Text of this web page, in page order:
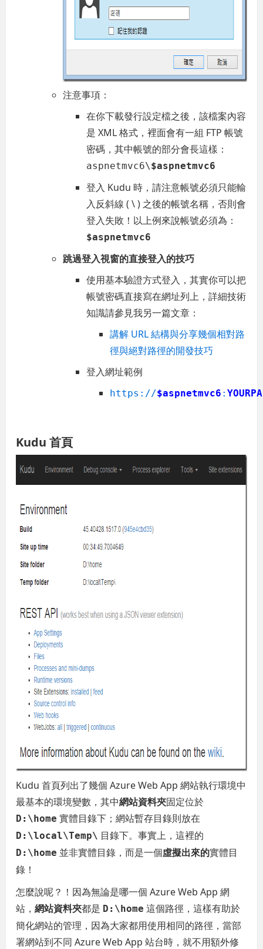
注意事項：
在你下載發行設定檔之後，該檔案內容
是 XML 格式，裡面會有一組 FTP 帳號
密碼，其中帳號的部分會長這樣：
aspnetmvc6\$aspnetmvc6
登入 Kudu 時，請注意帳號必須只能輸
入反斜線 ( \ ) 之後的帳號名稱，否則會
登入失敗！以上例來說帳號必須為：
$aspnetmvc6
跳過登入視窗的直接登入的技巧
使用基本驗證方式登入，其實你可以把
帳號密碼直接寫在網址列上，詳細技術
知識請參見我另一篇文章：
講解 URL 結構與分享幾個相對路
徑與絕對路徑的開發技巧
登入網址範例
https://$aspnetmvc6 :
Kudu 首頁
Kudu 首頁列出了幾個 Azure Web App 網站執行環境中
最基本的環境變數，其中網站資料夾固定位於
D:\home 實體目錄下；網站暫存目錄則放在
D:\local\Temp\ 目錄下。事實上，這裡的
D:\home 並非實體目錄，而是一個虛擬出來的實體目
錄！
怎麼說呢？！因為無論是哪一個 Azure Web App 網
站，網站資料夾都是 D:\home 這個路徑，這樣有助於
簡化網站的管理，因為大家都用使用相同的路徑，當部
署網站到不同 Azure Web App 站台時，就不用額外修